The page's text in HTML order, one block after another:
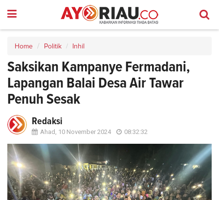
Home Politik Inhil
Saksikan Kampanye Fermadani,
Lapangan Balai Desa Air Tawar
Penuh Sesak
Redaksi
Ahad, 10 November 2024 08:32:32